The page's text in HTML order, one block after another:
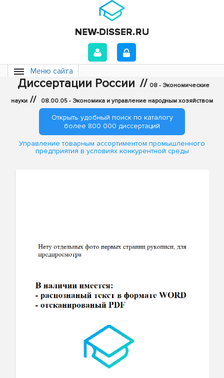
Меню сайта
Диссертации России // 08 - Экономические
науки // 08.00.05 - Экономика и управление народным хозяйством
Открыть удобный поиск по каталогу
более 800 000 диссертаций
Управление товарным ассортиментом промышленного
предприятия в условиях конкурентной среды